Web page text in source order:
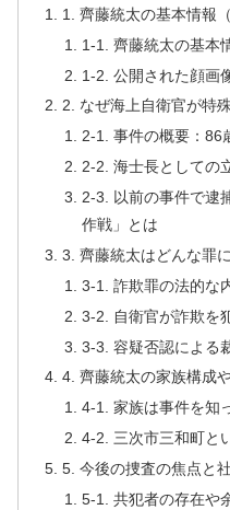
1. 齊藤統太の基本情報
1-1. 齊藤統太の基本
1-2. 公開された顔画
2. なぜ海上自衛官が特
2-1. 事件の概要：86
2-2. 海士長としての
2-3. 以前の事件で逮
作戦」とは
3. 齊藤統太はどんな罪
3-1. 詐欺罪の法的な
3-2. 自衛官が詐欺を
3-3. 容疑否認による
4. 齊藤統太の家族構成
4-1. 家族は事件を知
4-2. 三次市三和町と
5. 今後の捜査の焦点と
5-1. 共犯者の存在や